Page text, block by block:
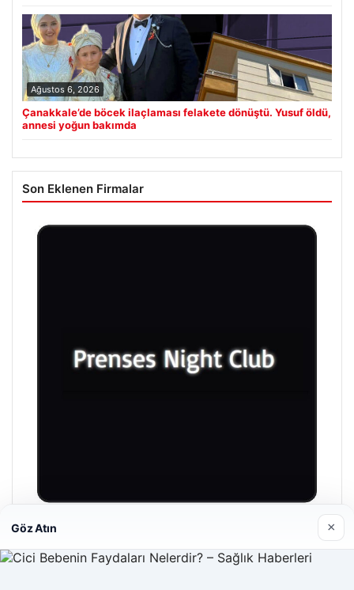
Ağustos 6, 2026
Çanakkale’de böcek ilaçlaması felakete dönüştü. Yusuf öldü,
annesi yoğun bakımda
Son Eklenen Firmalar
Prenses Night Club
Nisan 29, 2026
Göz Atın ×